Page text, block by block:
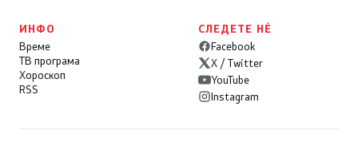
ИНФО
Време
ТВ програма
Хороскоп
RSS
СЛЕДЕТЕ НÉ
Facebook
X / Twitter
YouTube
Instagram